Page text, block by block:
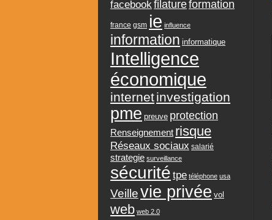
facebookfilatureformation
france gsm ie influence
information informatique
Intelligence
économique
internetinvestigation
pme preuve protection
Renseignement risque
Réseaux sociaux salarié
strategie surveillance
sécurité tpe téléphone usa
Veillevie privée vol
web web 2.0